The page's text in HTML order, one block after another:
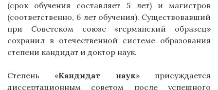
(срок обучения составляет 5 лет) и магистров
(соответственно, 6 лет обучения). Существовавший
при Советском союзе «германский образец»
сохранил в отечественной системе образования
степени кандидат и доктор наук.
Степень «Кандидат наук» присуждается
диссертационным советом после успешного